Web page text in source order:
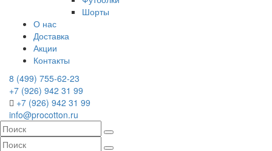
Шорты
О нас
Доставка
Акции
Контакты
8 (499) 755-62-23
+7 (926) 942 31 99
+7 (926) 942 31 99
info@procotton.ru